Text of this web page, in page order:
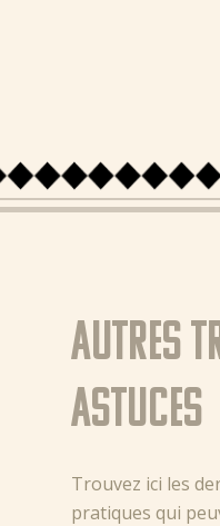
Autres
astuces
Trouvez ici les
pratiques qui